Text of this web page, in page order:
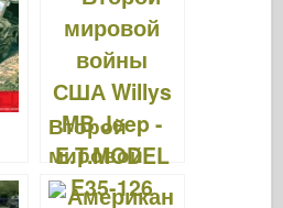
вокруг
Второй
мировой
войны США